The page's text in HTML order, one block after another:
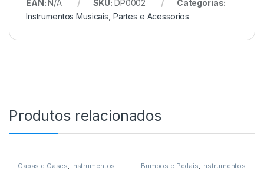
EAN: N/A SKU: DP0002
Categorias:
Instrumentos Musicais Partes e Acessorios
Produtos relacionados
Capas e Cases, Instrumentos Bumbos e Pedais, Instrumentos